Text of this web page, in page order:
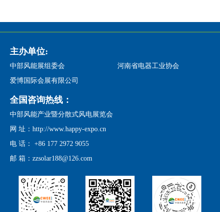
主办单位:
中部风能展组委会
河南省电器工业协会
爱博国际会展有限公司
全国咨询热线：
中部风能产业暨分散式风电展览会
网 址：http://www.happy-expo.cn
电 话： +86 177 2972 9055
邮 箱：zzsolar188@126.com